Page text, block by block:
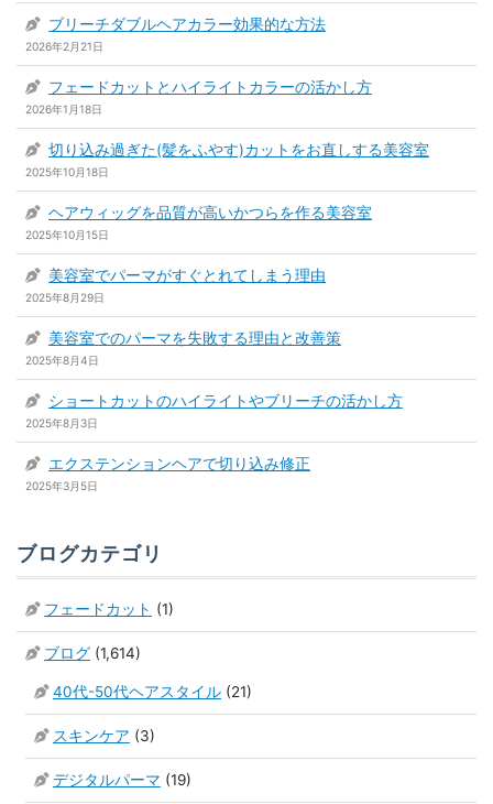
ブリーチダブルヘアカラー効果的な方法
2026年2月21日
フェードカットとハイライトカラーの活かし方
2026年1月18日
切り込み過ぎた(髪をふやす)カットをお直しする美容室
2025年10月18日
ヘアウィッグを品質が高いかつらを作る美容室
2025年10月15日
美容室でパーマがすぐとれてしまう理由
2025年8月29日
美容室でのパーマを失敗する理由と改善策
2025年8月4日
ショートカットのハイライトやブリーチの活かし方
2025年8月3日
エクステンションヘアで切り込み修正
2025年3月5日
ブログカテゴリ
フェードカット (1)
ブログ (1,614)
40代-50代ヘアスタイル (21)
スキンケア (3)
デジタルパーマ (19)